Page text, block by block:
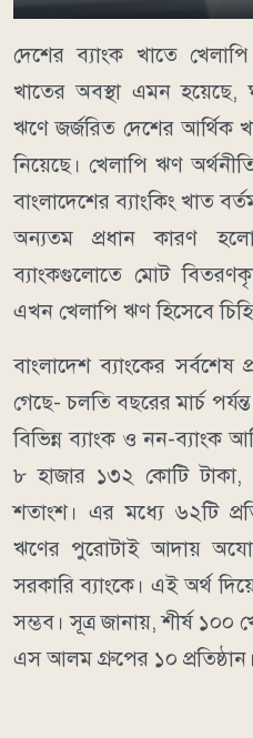
দেশের ব্যাংক খাতে
খাতের অবস্থা এমন হয়েছে,
ঋণে জর্জরিত দেশের আর্থিক
নিয়েছে। খেলাপি ঋণ
বাংলাদেশের ব্যাংকিং খাত
অন্যতম প্রধান কারণ
ব্যাংকগুলোতে মোট
এখন খেলাপি ঋণ হিসেবে
বাংলাদেশ ব্যাংকের
গেছে- চলতি বছরের মার্চ
বিভিন্ন ব্যাংক ও নন-ব্যাংক
৮ হাজার ১৩২ কোটি
শতাংশ। এর মধ্যে ৬২টি
ঋণের পুরোটাই আদায়
সরকারি ব্যাংকে। এই অর্থ
সম্ভব। সূত্র জানায়, শীর্ষ ১০০
এস আলম গ্রুপের ১০ প্রতিষ্ঠান।